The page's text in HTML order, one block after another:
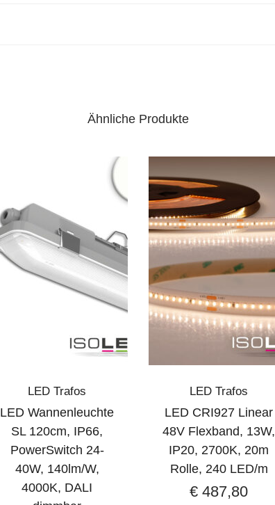
Ähnliche Produkte
LED Trafos
LED Wannenleuchte
SL 120cm, IP66,
PowerSwitch 24-
40W, 140lm/W,
4000K, DALI
LED Trafos
LED CRI927 Linear
48V Flexband, 13W,
IP20, 2700K, 20m
Rolle, 240 LED/m
€ 487,80